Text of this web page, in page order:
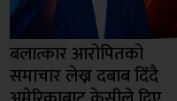
बलात्कार आरोपितको
समाचार लेख्न दबाब दिँदै